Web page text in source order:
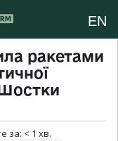
EN
ракетами
за: < 1 хв.